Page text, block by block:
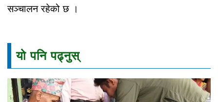
सञ्चालन रहेको छ ।
यो पनि पढ्नुस्